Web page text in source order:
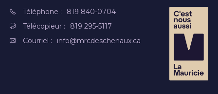
Téléphone :
819 840-0704
Télécopieur :
819 295-5117
Courriel :
info@mrcdeschenaux.ca